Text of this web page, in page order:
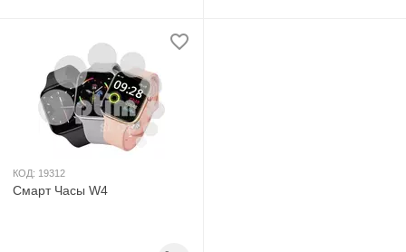
КОД: 19312
Смарт Часы W4